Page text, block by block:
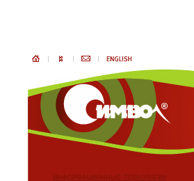
ИНФОРМАЦИОННЫЕ ТЕХНОЛОГИИ